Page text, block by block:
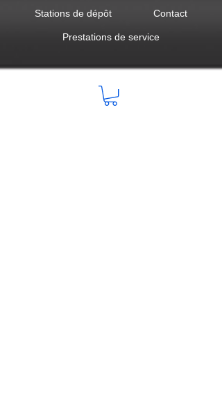
Stations de dépôt Contact
Prestations de service